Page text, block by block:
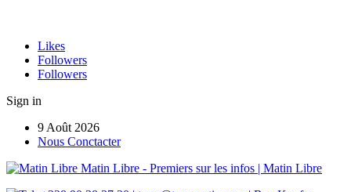
Likes
Followers
Followers
Sign in
9 Août 2026
Nous Conctacter
Matin Libre - Premiers sur les infos | Matin Libre